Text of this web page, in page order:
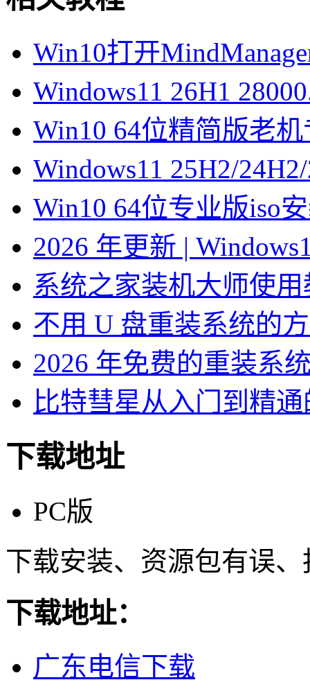
Win10打开
Windows11 26H1
Win10 64位精简版老
Windows11 25H2/
Win10 64位专业版iso
2026 年更新 |
系统之家装机大师使
不用 U 盘重装系统的
2026 年免费的重装系
比特彗星从入门到精
下载地址
PC版
下载安装、资源包有误
下载地址：
广东电信下载